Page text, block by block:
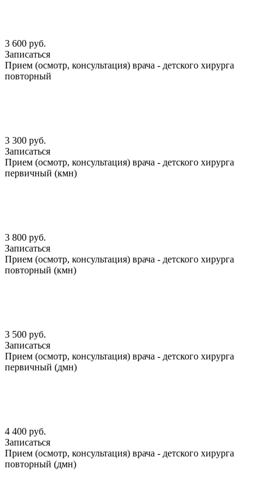
3 600 руб.
Записаться
Прием (осмотр, консультация) врача - детского хирурга
повторный
3 300 руб.
Записаться
Прием (осмотр, консультация) врача - детского хирурга
первичный (кмн)
3 800 руб.
Записаться
Прием (осмотр, консультация) врача - детского хирурга
повторный (кмн)
3 500 руб.
Записаться
Прием (осмотр, консультация) врача - детского хирурга
первичный (дмн)
4 400 руб.
Записаться
Прием (осмотр, консультация) врача - детского хирурга
повторный (дмн)